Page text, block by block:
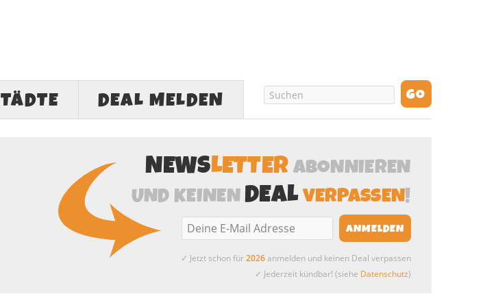
DEAL MELDEN
NEWSLETTERABONNIEREN
UND KEINENDEALVERPASSEN!
✓ Jetzt schon für2026anmelden und keinen Deal verpassen
✓ Jederzeit kündbar! (siehe Datenschutz)